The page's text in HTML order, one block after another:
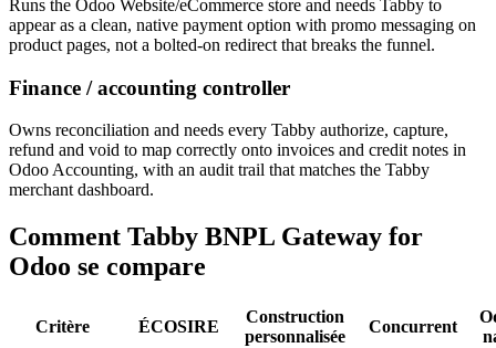
Runs the Odoo Website/eCommerce store and needs Tabby to
appear as a clean, native payment option with promo messaging on
product pages, not a bolted-on redirect that breaks the funnel.
Finance / accounting controller
Owns reconciliation and needs every Tabby authorize, capture,
refund and void to map correctly onto invoices and credit notes in
Odoo Accounting, with an audit trail that matches the Tabby
merchant dashboard.
Comment Tabby BNPL Gateway for
Odoo se compare
Critère ÉCOSIRE
Construction
personnalisée
Concurrent